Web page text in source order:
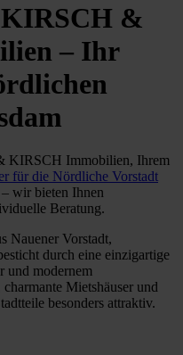
&
– Ihr
KIRSCH Immobilien, Ihrem
für die Nördliche Vorstadt
wir bieten Ihnen
Beratung.
Nauener Vorstadt,
durch eine einzigartige
und modernem
Mietshäuser und
besonders attraktiv.